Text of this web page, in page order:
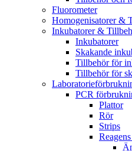
Fluorometer
Homogenisatorer &
Inkubatorer &
Inkubatorer
Skakande
Tillbehör för
Tillbehör för
PCR
Plattor
Rör
Strips